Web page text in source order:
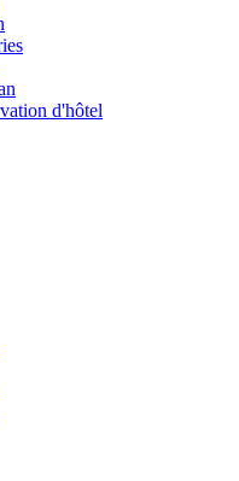
d'hôtel